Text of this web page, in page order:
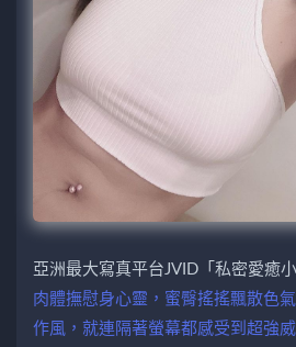
亞洲最大寫真平台JVID「私密愛癒
肉體撫慰身心靈，蜜臀搖搖飄散色
作風，就連隔著螢幕都感受到超強